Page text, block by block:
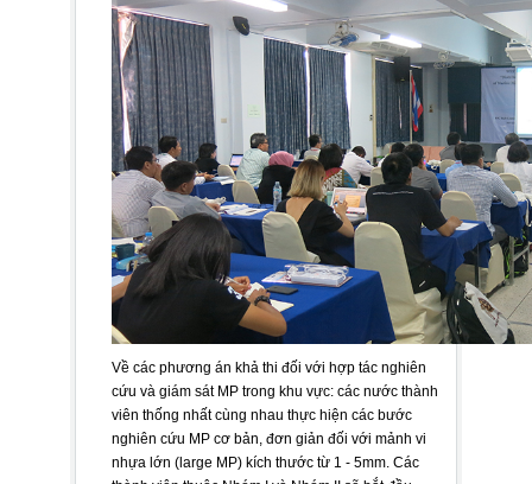
Về các phương án khả thi đối với hợp tác nghiên
cứu và giám sát MP trong khu vực: các nước thành
viên thống nhất cùng nhau thực hiện các bước
nghiên cứu MP cơ bản, đơn giản đối với mảnh vi
nhựa lớn (large MP) kích thước từ 1 - 5mm. Các